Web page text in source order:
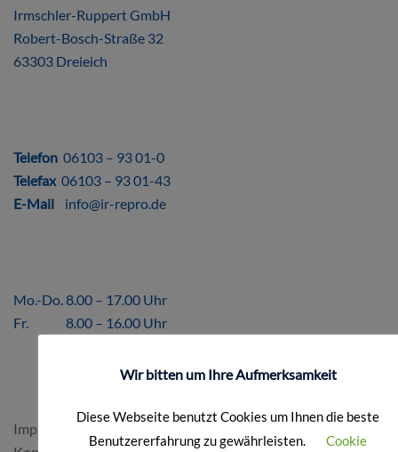
Irmschler-Ruppert GmbH
Robert-Bosch-Straße 32
63303 Dreieich
Telefon 06103 – 93 01-0
Telefax06103 – 93 01-43
E-Mail
info@ir-repro.de
Mo.-Do. 8.00 – 17.00 Uhr
Fr. 8.00 – 16.00 Uhr
Impressum & Datenschutz
Wir bitten um Ihre Aufmerksamkeit
Diese Webseite benutzt Cookies um Ihnen die beste
Benutzererfahrung zu gewährleisten.
Cookie